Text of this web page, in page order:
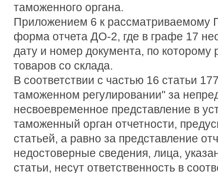
таможенного органа.
Приложением 6 к рассматриваемому
форма отчета ДО-2, где в графе 17
дату и номер документа, по
товаров со склада.
В соответствии с частью 16 статьи
таможенном регулировании" за
несвоевременное представление в
таможенный орган отчетности,
статьей, а равно за представление
недостоверные сведения, лица,
статьи, несут ответственность в